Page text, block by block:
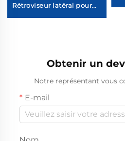
Rétroviseur latéral pour
Obtenir un
Notre représentant vous
E-mail